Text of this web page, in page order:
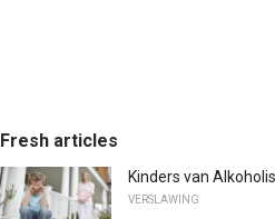
Fresh articles
Kinders van
VERSLAWING